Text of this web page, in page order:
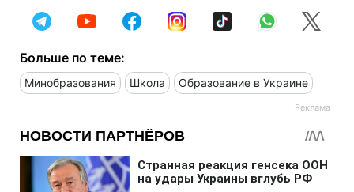
Больше по теме:
Минобразования Школа Образование в Украине